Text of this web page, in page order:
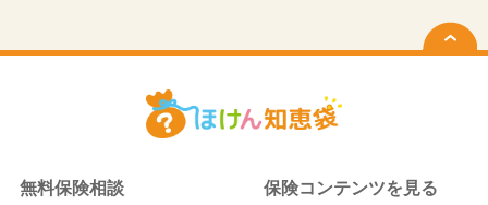
無料保険相談 保険コンテンツを見る